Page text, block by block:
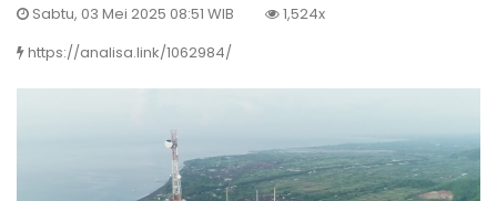
Sabtu, 03 Mei 2025 08:51 WIB
1,524x
https://analisa.link/1062984/